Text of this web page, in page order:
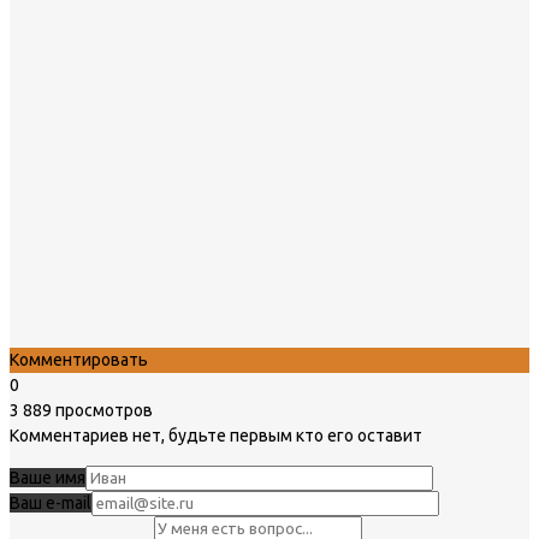
Комментировать
0
3 889 просмотров
Комментариев нет, будьте первым кто его оставит
Ваше имя
Ваш e-mail